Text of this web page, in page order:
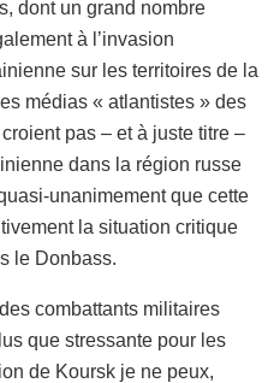
dont un grand nombre
à l’invasion
sur les territoires de la
médias « atlantistes » des
pas – et à juste titre –
dans la région russe
unanimement que cette
la situation critique
le Donbass.
combattants militaires
que stressante pour les
de Koursk je ne peux,